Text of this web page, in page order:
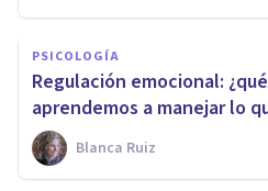
PSICOLOGÍA
Regulación emocional:
aprendemos a manejar lo
Blanca Ruiz